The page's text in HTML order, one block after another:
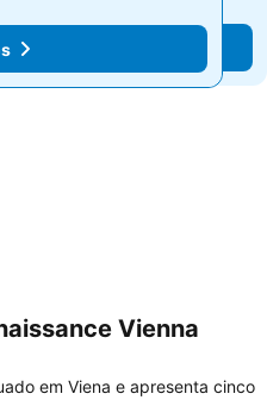
Vienna
em Viena e apresenta cinco